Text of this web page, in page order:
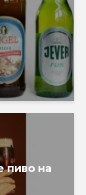
пиво на